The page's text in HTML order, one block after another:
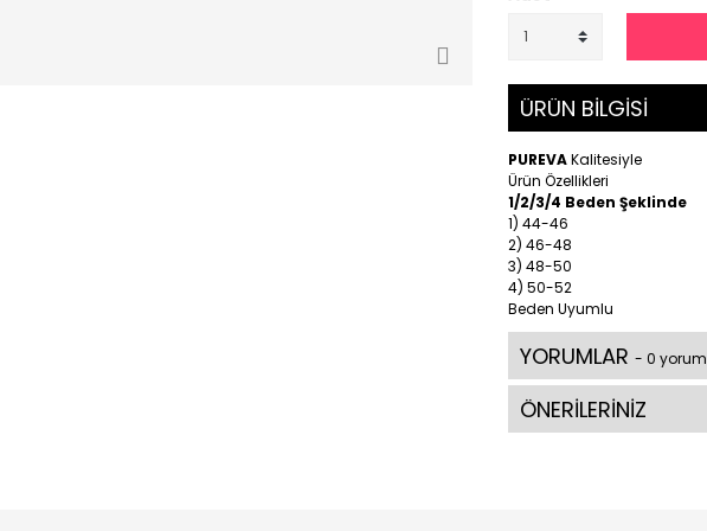
ÜRÜN BİLGİSİ
PUREVAKalitesiyle
Ürün Özellikleri
1/2/3/4 Beden Şeklinde
1) 44-46
2) 46-48
3) 48-50
4) 50-52
Beden Uyumlu
YORUMLAR - 0 yorum
ÖNERİLERİNİZ